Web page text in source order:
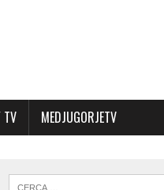
TV MEDJUGORJETV